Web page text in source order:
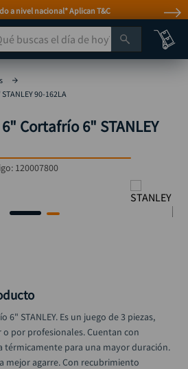
a nivel nacional* Aplican T&C
buscas el día de hoy?
90-162LA
Cortafrío 6" STANLEY
120007800
6" STANLEY. Es un juego de 3 piezas,
por profesionales. Cuentan con
térmicamente para una mayor duración.
mejor agarre. Con recubrimiento